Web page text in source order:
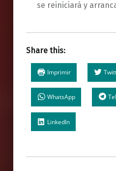
se reiniciará y
Share this:
Imprimir
WhatsApp
LinkedIn